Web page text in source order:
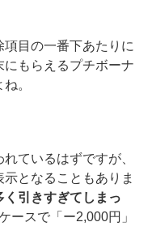
目の一番下あたりに
もらえるプチボーナ
。
ているはずですが、
となることもありま
く引きすぎてしまっ
ースで「ー2,000円」